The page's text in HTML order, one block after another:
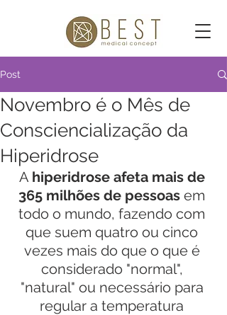
Post
Novembro é o Mês de
Consciencialização da
Hiperidrose
A hiperidrose afeta mais de
365 milhões de pessoas em
todo o mundo, fazendo com
que suem quatro ou cinco
vezes mais do que o que é
considerado "normal",
"natural" ou necessário para
regular a temperatura